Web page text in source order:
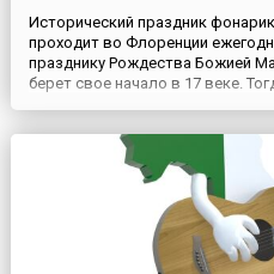
Исторический праздник
проходит во Флоренции
празднику Рождества Божией
берет свое начало в 17 веке.
почитали. Людям нравилось